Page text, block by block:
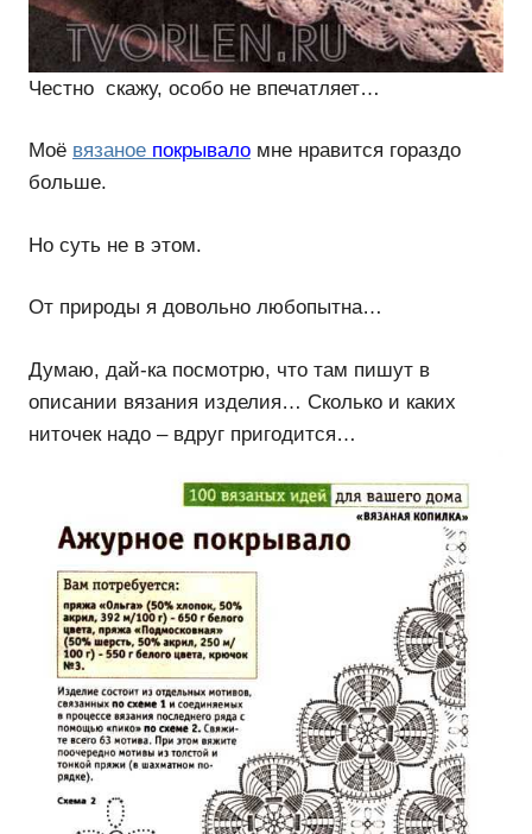
Честно скажу, особо не впечатляет…
Моё вязаное покрывало мне нравится гораздо
больше.
Но суть не в этом.
От природы я довольно любопытна…
Думаю, дай-ка посмотрю, что там пишут в
описании вязания изделия… Сколько и каких
ниточек надо – вдруг пригодится…